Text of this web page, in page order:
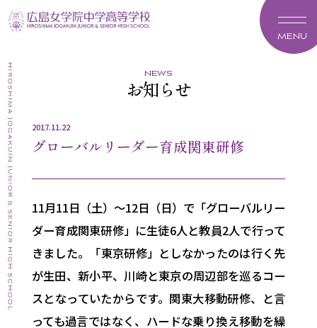
MENU
news
お知らせ
2017.11.22
グローバルリーダー育成関東研修
11月11日（土）～12日（日）で「グローバルリー
ダー育成関東研修」に生徒6人と教員2人で行って
きました。「東京研修」としなかったのは行く先
が生田、新小平、川崎と東京の周辺部を巡るコー
スとなっていたからです。関東大移動研修、と言
っても過言ではなく、ハードな乗り換え移動を繰